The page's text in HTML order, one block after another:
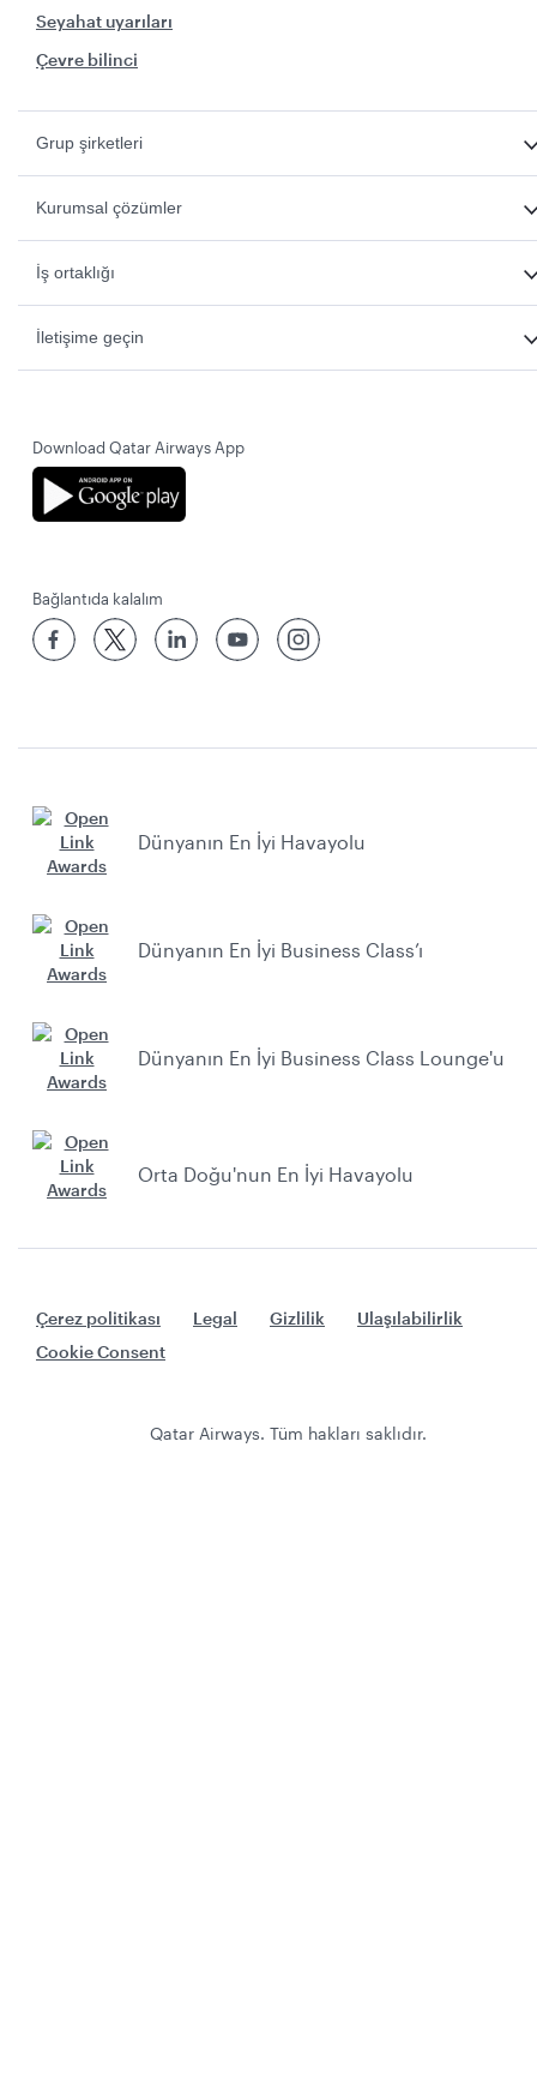
Seyahat uyarıları
Çevre bilinci
Grup şirketleri
Kurumsal çözümler
İş ortaklığı
İletişime geçin
Download Qatar Airways App
Bağlantıda kalalım
Dünyanın En İyi Havayolu
Dünyanın En İyi Business Class’ı
Dünyanın En İyi Business Class Lounge'u
Orta Doğu'nun En İyi Havayolu
Çerez politikası Legal Gizlilik
Ulaşılabilirlik
Cookie Consent
Qatar Airways. Tüm hakları saklıdır.